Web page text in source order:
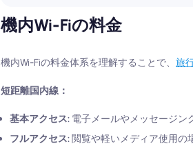
機内Wi-Fiの料金
機内Wi-Fiの料金体系を理解することで、旅
短距離国内線：
基本アクセス: 電子メールやメッセージン
フルアクセス:閲覧や軽いメディア使用の